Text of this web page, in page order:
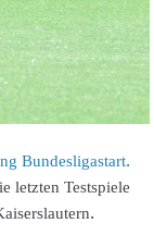
Bundesligastart.
letzten Testspiele